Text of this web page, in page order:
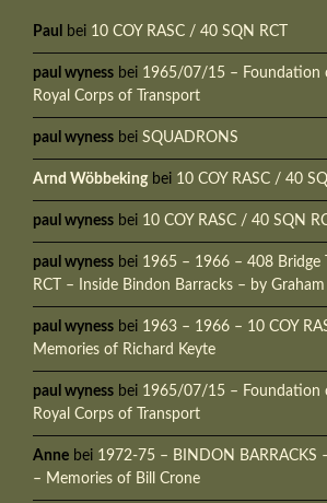
Paul bei 10 COY RASC / 40 SQN RCT
paul wyness bei 1965/07/15 – Foundation
Royal Corps of Transport
paul wyness bei SQUADRONS
Arnd Wöbbekingbei 10 COY RASC / 40
paul wyness bei 10 COY RASC / 40 SQN
paul wyness bei 1965 – 1966 – 408 Bridge
RCT – Inside Bindon Barracks – by
paul wyness bei 1963 – 1966 – 10 COY
Memories of Richard Keyte
paul wyness bei 1965/07/15 – Foundation
Royal Corps of Transport
Anne bei 1972-75 – BINDON BARRACKS
– Memories of Bill Crone